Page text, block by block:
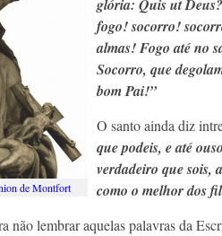
de Montfort
glória: Quis ut
fogo! socorro!
almas! Fogo até no
Socorro, que
bom Pai!”
O santo ainda diz
que podeis, e até
verdadeiro que sois,
como o melhor dos
não lembrar aquelas palavras da